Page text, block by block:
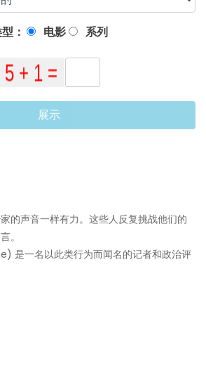
： 电影 系列
展示
的声音一样有力。这些人反复挑战他们的
。
是一名以此类行为而闻名的记者和政治评